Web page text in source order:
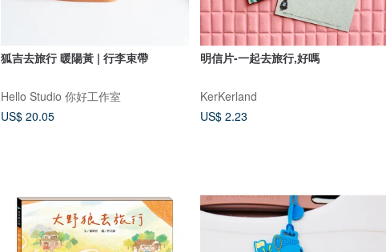
狐吉去旅行 暖陽黃 | 行李束帶
Hello Studio 你好工作室
US$ 20.05
明信片-一起去旅行,好嗎
KerKerland
US$ 2.23